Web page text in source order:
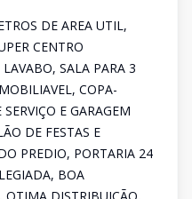
DE AREA UTIL,
CENTRO
SALA PARA 3
COPA-
E GARAGEM
DE FESTAS E
PREDIO, PORTARIA 24
BOA